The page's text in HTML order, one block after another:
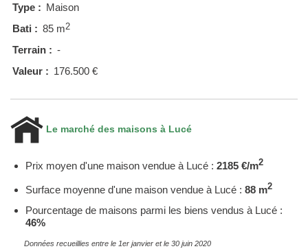
Type : Maison
Bati : 85 m2
Terrain : -
Valeur : 176.500 €
Le marché des maisons à Lucé
Prix moyen d'une maison vendue à Lucé : 2185 €/m2
Surface moyenne d'une maison vendue à Lucé : 88 m2
Pourcentage de maisons parmi les biens vendus à Lucé :
46%
Données recueillies entre le 1er janvier et le 30 juin 2020